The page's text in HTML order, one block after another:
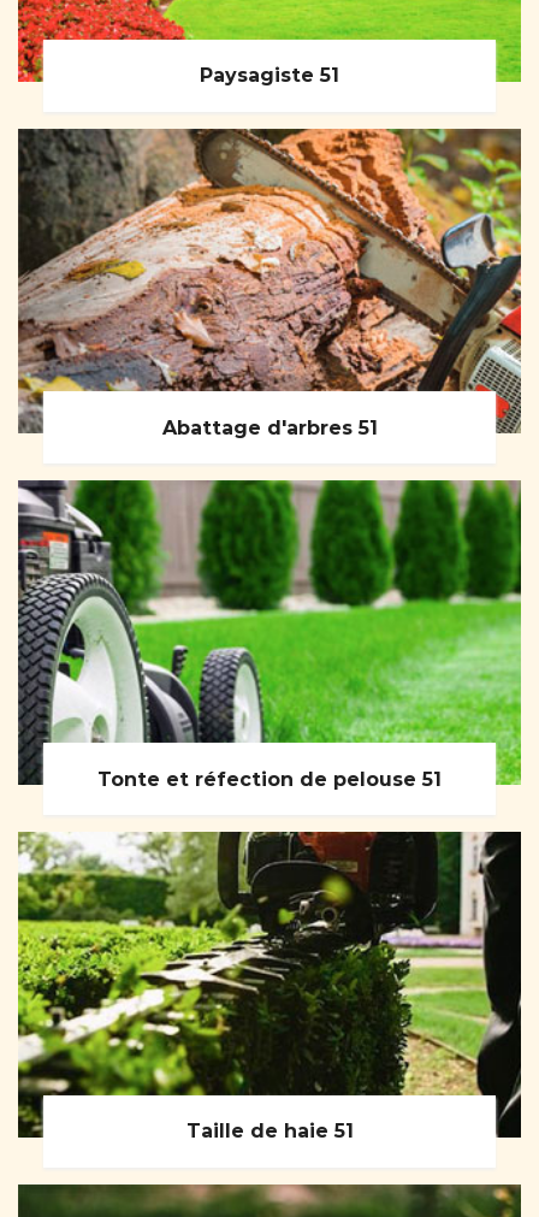
Paysagiste 51
Abattage d'arbres 51
Tonte et réfection de pelouse 51
Taille de haie 51